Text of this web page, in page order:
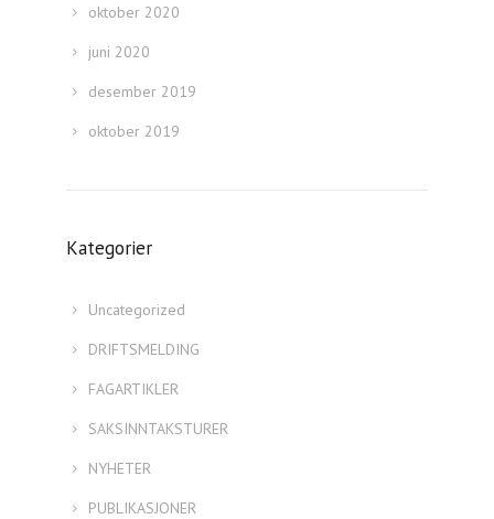
oktober 2020
juni 2020
desember 2019
oktober 2019
Kategorier
Uncategorized
DRIFTSMELDING
FAGARTIKLER
SAKSINNTAKSTURER
NYHETER
PUBLIKASJONER